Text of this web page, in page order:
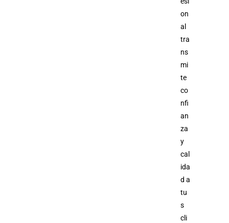
on
al
tra
ns
mi
te
co
nfi
an
za
y
cal
ida
d a
tu
s
cli